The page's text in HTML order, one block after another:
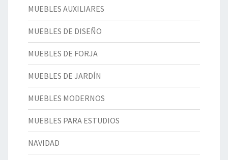
MUEBLES AUXILIARES
MUEBLES DE DISEÑO
MUEBLES DE FORJA
MUEBLES DE JARDÍN
MUEBLES MODERNOS
MUEBLES PARA ESTUDIOS
NAVIDAD